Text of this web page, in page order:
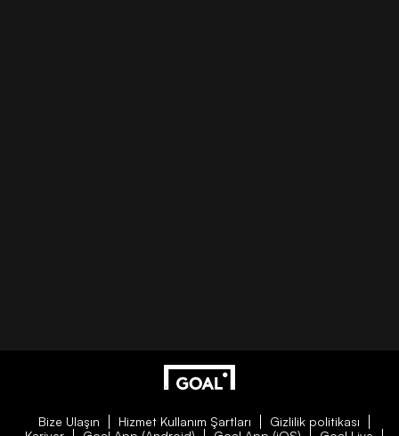
Bize Ulaşın Hizmet Kullanım Şartları
Gizlilik politikası